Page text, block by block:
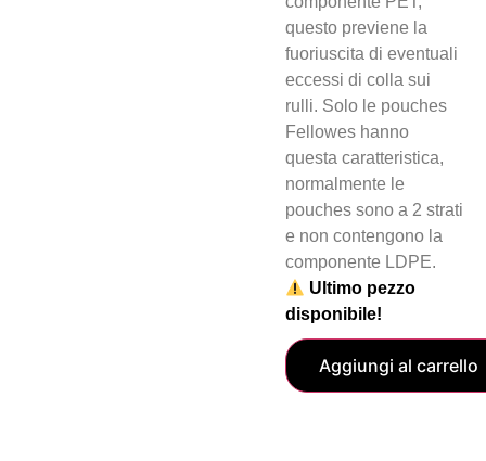
questo previene la
fuoriuscita di eventuali
eccessi di colla sui
rulli. Solo le pouches
Fellowes hanno
questa caratteristica,
normalmente le
pouches sono a 2 strati
e non contengono la
componente LDPE.
Ultimo pezzo
disponibile!
Aggiungi al carrello